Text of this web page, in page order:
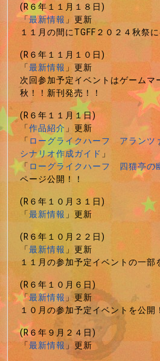
(R６年１１月１８日)
「最新情報」更新
１１月の間にTGFF２０２４秋祭
(R６年１１月１０日)
「最新情報」更新
次回参加予定イベントはゲームマ
秋！！新刊発売！！
(R６年１１月１日)
「作品紹介」更新
「ローグライクハーフ アランツ
シナリオ作成ガイド」
「ローグライクハーフ 四猫亭の
ページ公開！！
(R６年１０月３１日)
「最新情報」更新
(R６年１０月２２日)
「最新情報」更新
１１月の参加予定イベントの一部
(R６年１０月６日)
「最新情報」更新
１０月の参加予定イベントを公開！
(R６年９月２４日)
「最新情報」更新